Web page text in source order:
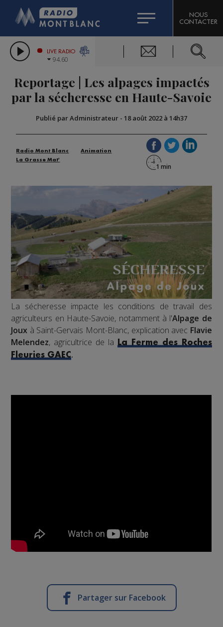
LES CHRONIQUES DE L'EXPERT
CITIZEN MACHINERY
GRAND MASSIF DOMAINES SKIABLES
BIGARD
COMPAGNIE DU MONT-BLANC
NOUS
CONTACTER
LIVE RADIO
94.60
Reportage | Les alpages impactés
par la sécheresse en Haute-Savoie
Publié par Administrateur - 18 août 2022 à 14h37
Radio Mont Blanc
Animation
La Grasse Mat'
La sécheresse impacte les conditions de travail des
agriculteurs en Haute-Savoie, notamment à l'Alpage de
Joux à Saint-Gervais Mont-Blanc, explication avec Flavie
Melendez, agricultrice de la
La Ferme des Roches
Fleuries GAEC.
Partager sur Facebook